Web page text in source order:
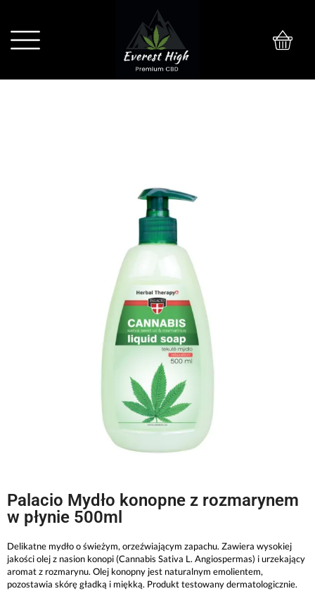
Palacio Mydło konopne z rozmarynem
w płynie 500ml
Delikatne mydło o świeżym, orzeźwiającym zapachu. Zawiera wysokiej
jakości olej z nasion konopi (Cannabis Sativa L. Angiospermas) i urzekający
aromat z rozmarynu. Olej konopny jest naturalnym emolientem,
pozostawia skórę gładką i miękką. Produkt testowany dermatologicznie.